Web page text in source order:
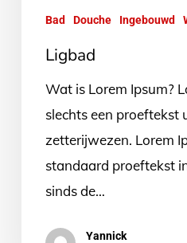
Bad Douche Ingebouwd
Ligbad
Wat is Lorem Ipsum?
slechts een proeftekst
zetterijwezen. Lorem
standaard proeftekst
sinds de…
Yannick